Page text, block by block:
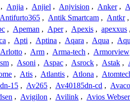
, Anjia , Anjiel , Anjvision , Anker ,
Antifurto365 , Antik Smartcam , Antkr ,
, Apeman , Aper , Apexis , apexxus ,
, Apti , Aptina , Aqara , Aqua ,
Arlotto , Arm , Arma-tech , Armorview
, Asoni , Aspac , Asrock , Astak ,
, Atis , Atlantis , Atlona ,
15 , Av265 , Av40185dn-cd ,
, Avigilon , Avilink , Avios